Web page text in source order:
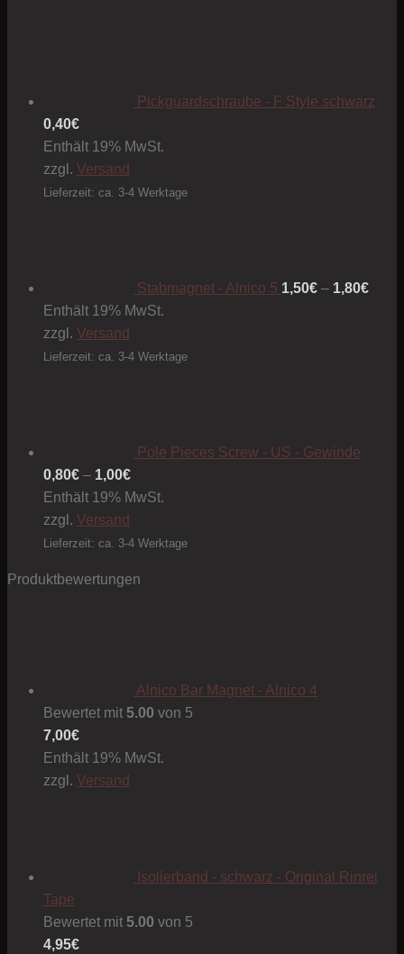
Pickguardschraube - F Style schwarz
0,40€
Enthält 19% MwSt.
zzgl. Versand
Lieferzeit: ca. 3-4 Werktage
Stabmagnet - Alnico 5 1,50€ – 1,80€1,80€
Enthält 19% MwSt.
zzgl. Versand
Lieferzeit: ca. 3-4 Werktage
Pole Pieces Screw - US - Gewinde
0,80€ – 1,00€Preisspanne:
0,80€
1,00€
Enthält 19% MwSt.
zzgl. Versand
Lieferzeit: ca. 3-4 Werktage
Produktbewertungen
Alnico Bar Magnet - Alnico 4
Bewertet mit 5.00 von 5
7,00€
Enthält 19% MwSt.
zzgl. Versand
Isolierband - schwarz - Original Rinrei
Tape
Bewertet mit 5.00 von 5
4,95€